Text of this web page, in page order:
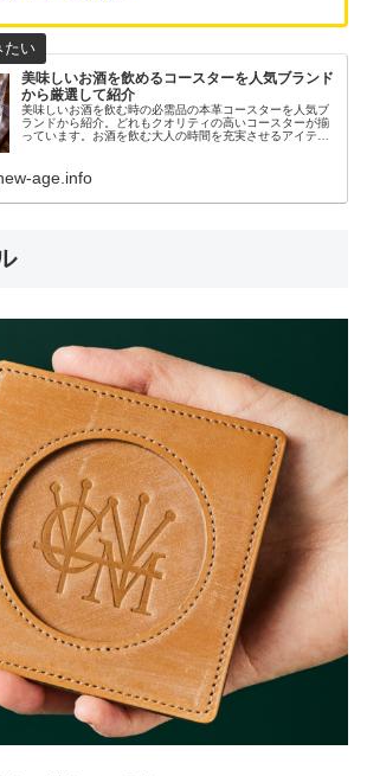
美味しいお酒を飲めるコースターを人気ブランド
から厳選して紹介
美味しいお酒を飲む時の必需品の本革コースターを人気ブ
ランドから紹介。どれもクオリティの高いコースターが揃
っています。お酒を飲む大人の時間を充実させるアイテム
age.info